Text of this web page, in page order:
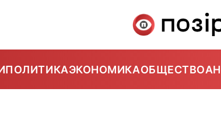
ПОЛИТИКАЭКОНОМИКАОБЩЕСТВО